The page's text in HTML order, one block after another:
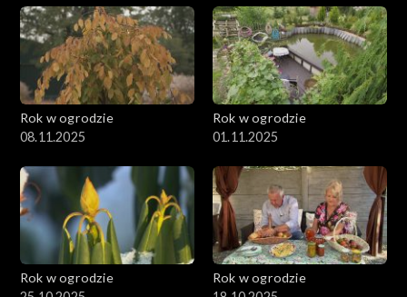
Rok w ogrodzie
08.11.2025
Rok w ogrodzie
01.11.2025
Rok w ogrodzie
Rok w ogrodzie